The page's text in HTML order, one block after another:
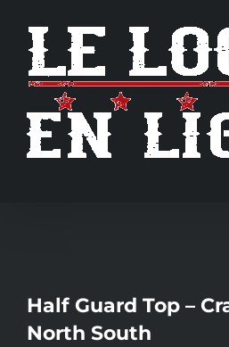
content
Half Guard Top –
North South